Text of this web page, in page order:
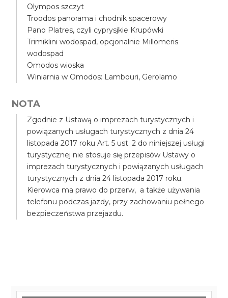
Olympos szczyt
Troodos panorama i chodnik spacerowy
Pano Platres, czyli cyprysjkie Krupówki
Trimiklini wodospad, opcjonalnie Millomeris
wodospad
Omodos wioska
Winiarnia w Omodos: Lambouri, Gerolamo
NOTA
Zgodnie z Ustawą o imprezach turystycznych i
powiązanych usługach turystycznych z dnia 24
listopada 2017 roku Art. 5 ust. 2 do niniejszej usługi
turystycznej nie stosuje się przepisów Ustawy o
imprezach turystycznych i powiązanych usługach
turystycznych z dnia 24 listopada 2017 roku.
Kierowca ma prawo do przerw, a także używania
telefonu podczas jazdy, przy zachowaniu pełnego
bezpieczeństwa przejazdu.